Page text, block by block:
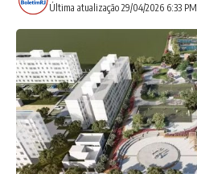
Última atualização 29/04/2026 6:33 PM